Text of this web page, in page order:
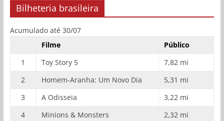
Bilheteria brasileira
Acumulado até 30/07
Filme
Público
1
Toy Story 5
7,82 mi
2
Homem-Aranha: Um Novo Dia
5,31 mi
3
A Odisseia
3,22 mi
4
Minions & Monsters
2,32 mi